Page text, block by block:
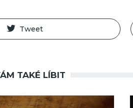
Tweet
TAKÉ LÍBIT